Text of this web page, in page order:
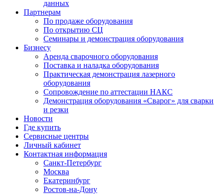
данных
Партнерам
По продаже оборудования
По открытию СЦ
Семинары и демонстрация оборудования
Бизнесу
Аренда сварочного оборудования
Поставка и наладка оборудования
Практическая демонстрация лазерного
оборудования
Сопровождение по аттестации НАКС
Демонстрация оборудования «Сварог» для сварки
и резки
Новости
Где купить
Сервисные центры
Личный кабинет
Контактная информация
Санкт-Петербург
Москва
Екатеринбург
Ростов-на-Дону